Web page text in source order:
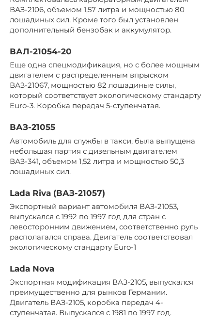
ВАЗ-2106, объемом 1,57 литра и мощностью 80
лошадиных сил. Кроме того был установлен
дополнительный бензобак и аккумулятор.
ВАЛ-21054-20
Еще одна спецмодификация, но с более мощным
двигателем с распределенным впрыском
ВАЗ-21067, мощностью 82 лошадиные силы,
который соответствует экологическому стандарту
Euro-3. Коробка передач 5-ступенчатая.
ВАЗ-21055
Автомобиль для службы в такси, была выпущена
небольшая партия с дизельным двигателем
ВАЗ-341, объемом 1,52 литра и мощностью 50,3
лошадиных сил.
Lada Riva (ВАЗ-21057)
Экспортный вариант автомобиля ВАЗ-21053,
выпускался с 1992 по 1997 год для стран с
левосторонним движением, соответственно руль
располагался справа. Двигатель соответствовал
экологическому стандарту Euro-1
Lada Nova
Экспортная модификация ВАЗ-2105, выпускался
преимущественно для рынков Германии.
Двигатель ВАЗ-2105, коробка передач 4-
ступенчатая. Выпускался с 1981 по 1997 год.